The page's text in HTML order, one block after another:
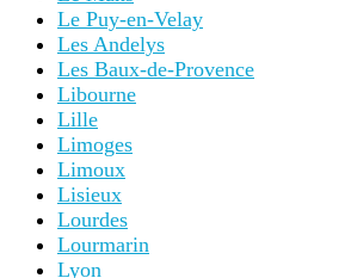
Le Puy-en-Velay
Les Andelys
Les Baux-de-Provence
Libourne
Lille
Limoges
Limoux
Lisieux
Lourdes
Lourmarin
Lyon